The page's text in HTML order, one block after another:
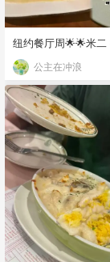
纽约餐厅周🌟🌟米
公主在冲浪